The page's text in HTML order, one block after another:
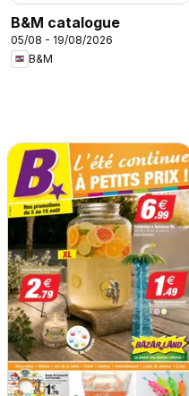
B&M catalogue
05/08 - 19/08/2026
B&M